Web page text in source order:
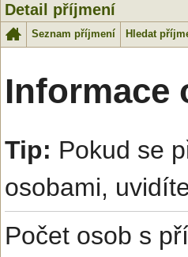
Detail příjmení
Seznam příjmení Hledat
Informace
Tip: Pokud se
osobami,
Počet osob s